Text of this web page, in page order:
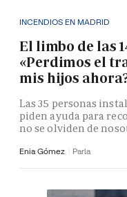
INCENDIOS EN MADRID
El limbo de las
«Perdimos el
mis hijos
Las 35 personas
piden ayuda para
no se olviden de
Enia Gómez Parla